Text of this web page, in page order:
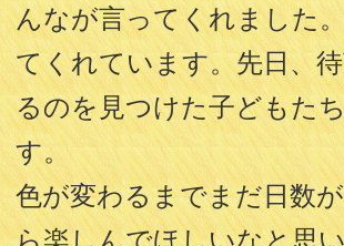
んなが言ってくれました
てくれています。先日、
るのを見つけた子どもた
す。
色が変わるまでまだ日数
ら楽しんでほしいなと思